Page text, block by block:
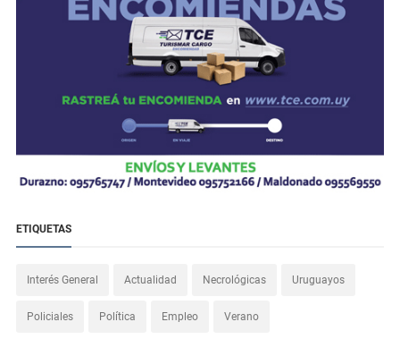
ETIQUETAS
Interés General Actualidad Necrológicas Uruguayos
Policiales Política Empleo Verano